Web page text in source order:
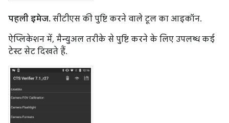
पहली इमेज. सीटीएस की पुष्टि करने वाले टूल का आइकॉन.
ऐप्लिकेशन में, मैन्युअल तरीके से पुष्टि करने के लिए उपलब्ध कई
टेस्ट सेट दिखते हैं.